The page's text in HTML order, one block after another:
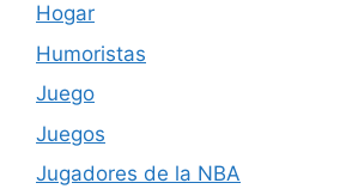
Hogar
Humoristas
Juego
Juegos
Jugadores de la NBA